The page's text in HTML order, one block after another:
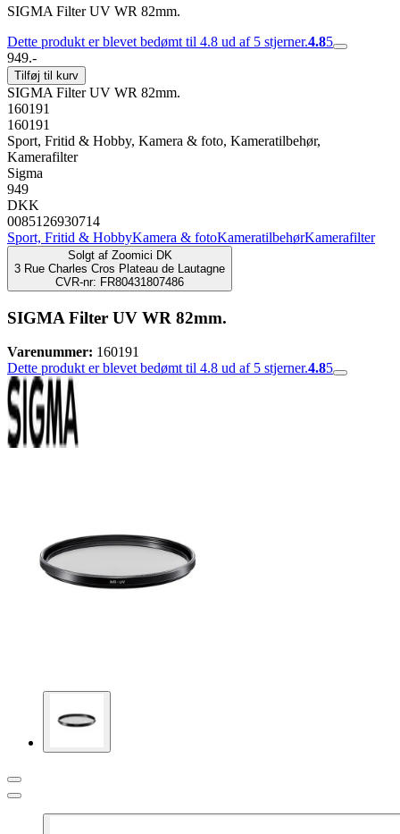
SIGMA Filter UV WR 82mm.
Dette produkt er blevet bedømt til 4.8 ud af 5 stjerner.4.85
949.-
Tilføj til kurv
SIGMA Filter UV WR 82mm.
160191
160191
Sport, Fritid & Hobby, Kamera & foto, Kameratilbehør,
Kamerafilter
Sigma
949
DKK
0085126930714
Sport, Fritid & HobbyKamera & fotoKameratilbehørKamerafilter
Solgt af Zoomici DK
3 Rue Charles Cros Plateau de Lautagne
CVR-nr: FR80431807486
SIGMA Filter UV WR 82mm.
Varenummer: 160191
Dette produkt er blevet bedømt til 4.8 ud af 5 stjerner.4.85